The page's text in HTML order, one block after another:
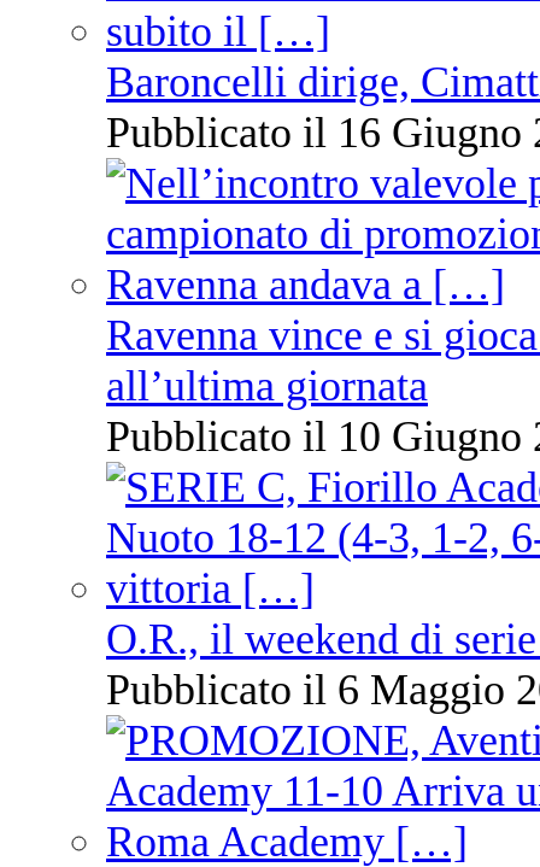
Baroncelli dirige,
Pubblicato il 16 Giugno
Ravenna vince e si
all’ultima giornata
Pubblicato il 10 Giugno
O.R., il weekend di
Pubblicato il 6 Maggio